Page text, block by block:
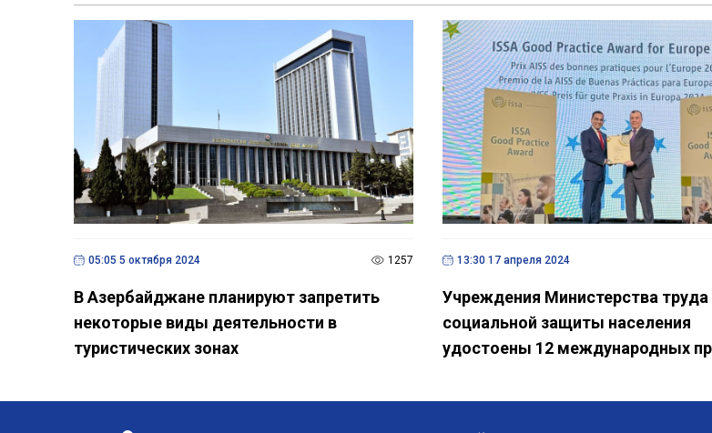
05:05 5 октября 2024 1257
В Азербайджане планируют запретить
некоторые виды деятельности в
туристических зонах
13:30 17 апреля 2024
Учреждения Министерства труда
социальной защиты населения
удостоены 12 международных